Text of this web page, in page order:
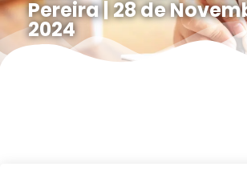
Pereira | 28 de
2024